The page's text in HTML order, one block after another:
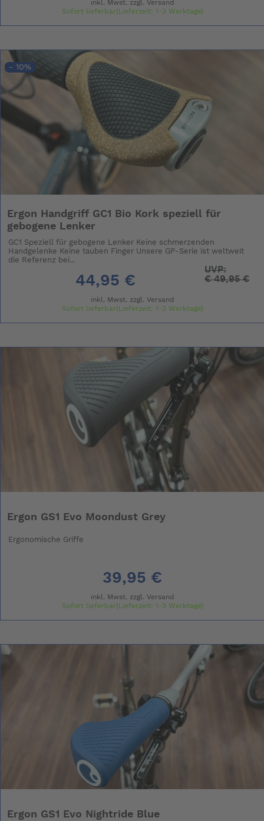
inkl. Mwst. zzgl. Versand
Sofort lieferbar(Lieferzeit: 1-3 Werktage)
- 10%
Ergon Handgriff GC1 Bio Kork speziell für
gebogene Lenker
GC1 Speziell für gebogene Lenker Keine schmerzenden
Handgelenke Keine tauben Finger Unsere GP-Serie ist weltweit
die Referenz bei...
44,95 €
UVP:
€49,95 €
inkl. Mwst. zzgl. Versand
Sofort lieferbar(Lieferzeit: 1-3 Werktage)
Ergon GS1 Evo Moondust Grey
Ergonomische Griffe
39,95 €
inkl. Mwst. zzgl. Versand
Sofort lieferbar(Lieferzeit: 1-3 Werktage)
Ergon GS1 Evo Nightride Blue